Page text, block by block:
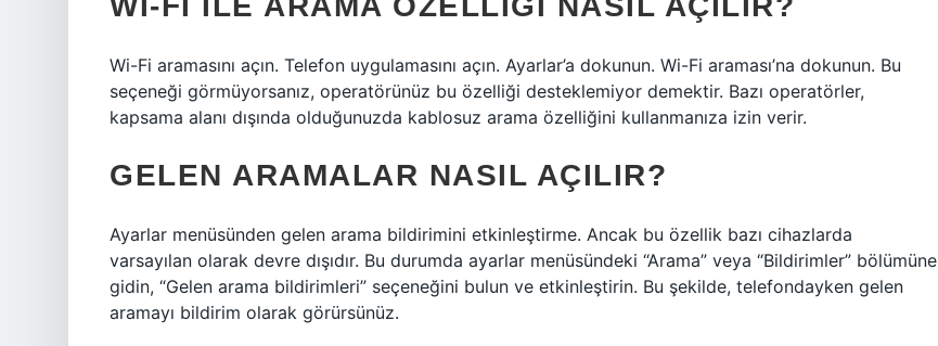
Wi-Fi aramasını açın. Telefon uygulamasını açın. Ayarlar’a dokunun. Wi-Fi araması’na dokunun. Bu
seçeneği görmüyorsanız, operatörünüz bu özelliği desteklemiyor demektir. Bazı operatörler,
kapsama alanı dışında olduğunuzda kablosuz arama özelliğini kullanmanıza izin verir.
GELEN ARAMALAR NASIL AÇILIR?
Ayarlar menüsünden gelen arama bildirimini etkinleştirme. Ancak bu özellik bazı cihazlarda
varsayılan olarak devre dışıdır. Bu durumda ayarlar menüsündeki “Arama” veya “Bildirimler” bölümüne
gidin, “Gelen arama bildirimleri” seçeneğini bulun ve etkinleştirin. Bu şekilde, telefondayken gelen
aramayı bildirim olarak görürsünüz.